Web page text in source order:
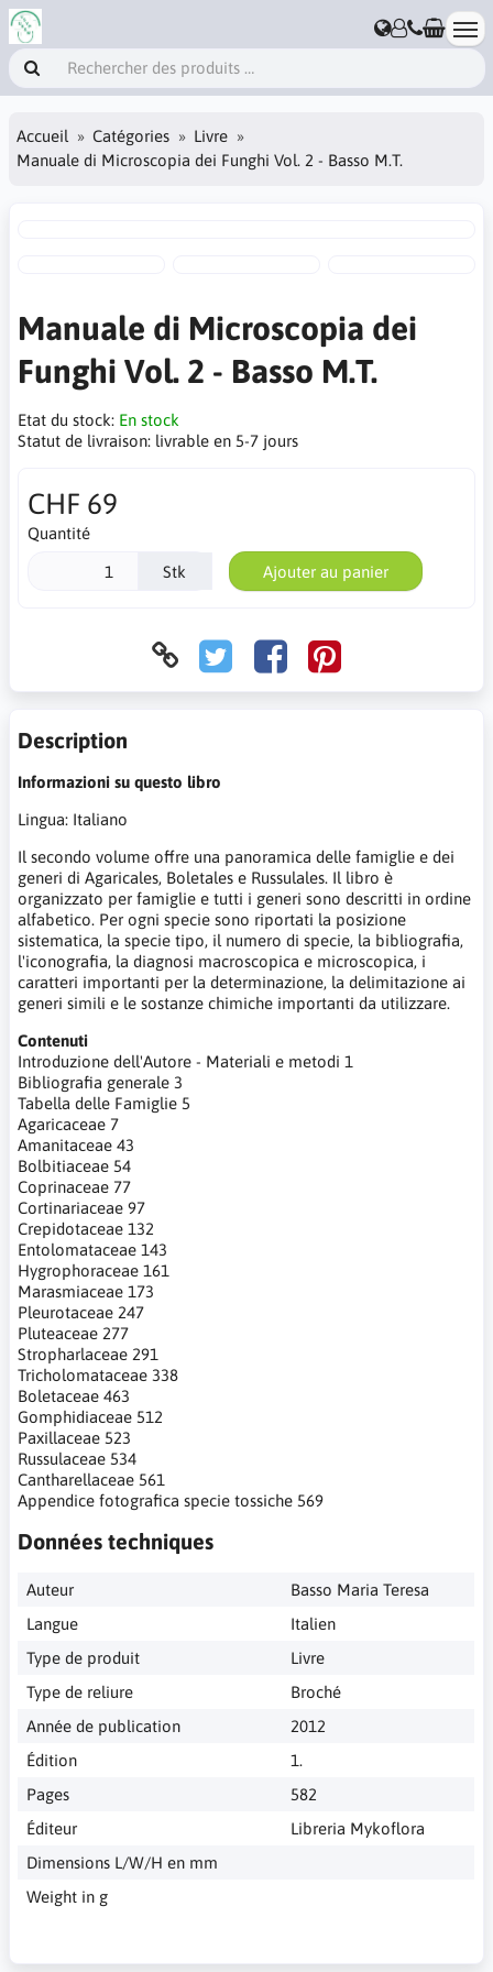
Accueil Catégories
Livre
Manuale di Microscopia dei Funghi Vol. 2 - Basso M.T.
Manuale di Microscopia dei
Funghi Vol. 2 - Basso M.T.
Etat du stock: En stock
Statut de livraison: livrable en 5-7 jours
CHF 69
Quantité
Stk Ajouter au panier
Description
Informazioni su questo libro
Lingua: Italiano
Il secondo volume offre una panoramica delle famiglie e dei
generi di Agaricales, Boletales e Russulales. Il libro è
organizzato per famiglie e tutti i generi sono descritti in ordine
alfabetico. Per ogni specie sono riportati la posizione
sistematica, la specie tipo, il numero di specie, la bibliografia,
l'iconografia, la diagnosi macroscopica e microscopica, i
caratteri importanti per la determinazione, la delimitazione ai
generi simili e le sostanze chimiche importanti da utilizzare.
Contenuti
Introduzione dell'Autore - Materiali e metodi 1
Bibliografia generale 3
Tabella delle Famiglie 5
Agaricaceae 7
Amanitaceae 43
Bolbitiaceae 54
Coprinaceae 77
Cortinariaceae 97
Crepidotaceae 132
Entolomataceae 143
Hygrophoraceae 161
Marasmiaceae 173
Pleurotaceae 247
Pluteaceae 277
Stropharlaceae 291
Tricholomataceae 338
Boletaceae 463
Gomphidiaceae 512
Paxillaceae 523
Russulaceae 534
Cantharellaceae 561
Appendice fotografica specie tossiche 569
Données techniques
Auteur
Basso Maria Teresa
Langue
Italien
Type de produit
Livre
Type de reliure
Broché
Année de publication
2012
Édition
1.
Pages
582
Éditeur
Libreria Mykoflora
Dimensions L/W/H en mm
Weight in g